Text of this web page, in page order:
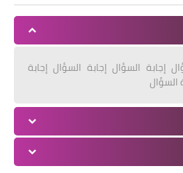
إجابة السؤال إجابة السؤال إجابة
السؤال